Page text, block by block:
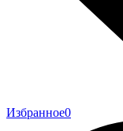
Избранное0